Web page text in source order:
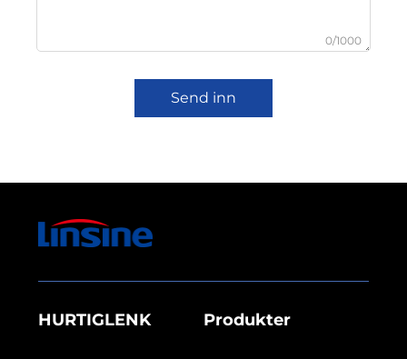
0/1000
Send inn
HURTIGLENK Produkter